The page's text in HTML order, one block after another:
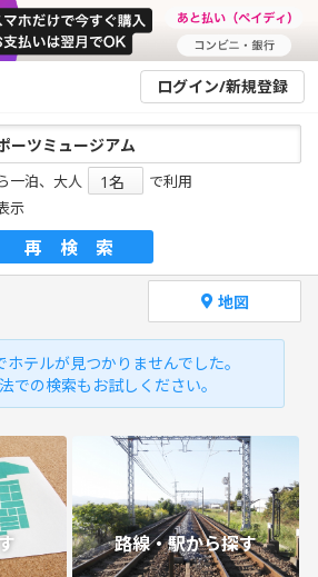
ログイン/新規登録
一泊、大人
で利用
示
再検索
地図
ホテルが見つかりませんでした。
での検索もお試しください。
路線・駅から探す